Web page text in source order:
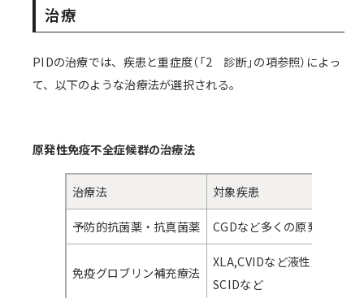
治療
PIDの治療では、疾患と重症度（「2 診断」の項参照）によっ
て、以下のような治療法が選択される。
原発性免疫不全症候群の治療法
治療法 対象疾患
予防的抗菌薬・抗真菌薬 CGDなど多くの原発性免疫
免疫グロブリン補充療法
XLA,CVIDなど液性免疫不全
SCIDなど